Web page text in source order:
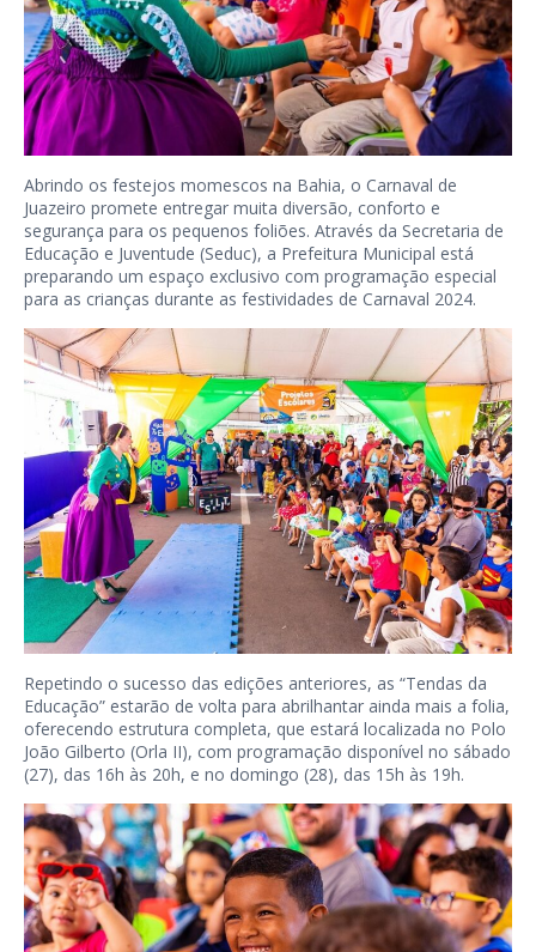
Abrindo os festejos momescos na Bahia, o Carnaval de
Juazeiro promete entregar muita diversão, conforto e
segurança para os pequenos foliões. Através da Secretaria de
Educação e Juventude (Seduc), a Prefeitura Municipal está
preparando um espaço exclusivo com programação especial
para as crianças durante as festividades de Carnaval 2024.
Repetindo o sucesso das edições anteriores, as “Tendas da
Educação” estarão de volta para abrilhantar ainda mais a folia,
oferecendo estrutura completa, que estará localizada no Polo
João Gilberto (Orla II), com programação disponível no sábado
(27), das 16h às 20h, e no domingo (28), das 15h às 19h.